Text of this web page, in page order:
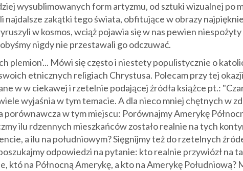
wysublimowanych form artyzmu, od sztuki wizualnej po
najdalsze zakątki tego świata, obfitujące w obrazy
w kosmos, wciąż pojawia się w nas pewien niespożyty
nigdy nie przestawali go odczuwać.
plemion'... Mówi się często i niestety populistycznie o
etnicznych religiach Chrystusa. Polecam przy tej
w w ciekawej i rzetelnie podającej źródła książce pt.:
wyjaśnia w tym temacie. A dla nieco mniej chętnych w
porównawcza w tym miejscu: Porównajmy Amerykę
ilu rdzennych mieszkańców zostało realnie na tych
a ilu na południowym? Sięgnijmy też do rzetelnych
odpowiedzi na pytanie: kto realnie przywiózł na
któ na Północną Amerykę, a kto na Amerykę Południową?